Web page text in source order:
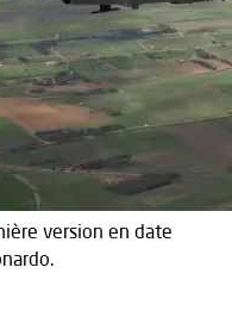
version en date